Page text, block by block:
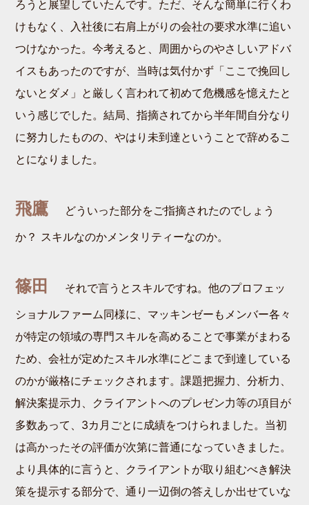
ろうと展望していたんです。ただ、そんな簡単に行くわ
けもなく、入社後に右肩上がりの会社の要求水準に追い
つけなかった。今考えると、周囲からのやさしいアドバ
イスもあったのですが、当時は気付かず「ここで挽回し
ないとダメ」と厳しく言われて初めて危機感を憶えたと
いう感じでした。結局、指摘されてから半年間自分なり
に努力したものの、やはり未到達ということで辞めるこ
とになりました。
飛鷹
どういった部分をご指摘されたのでしょう
か？ スキルなのかメンタリティーなのか。
篠田
それで言うとスキルですね。他のプロフェッ
ショナルファーム同様に、マッキンゼーもメンバー各々
が特定の領域の専門スキルを高めることで事業がまわる
ため、会社が定めたスキル水準にどこまで到達している
のかが厳格にチェックされます。課題把握力、分析力、
解決案提示力、クライアントへのプレゼン力等の項目が
多数あって、3カ月ごとに成績をつけられました。当初
は高かったその評価が次第に普通になっていきました。
より具体的に言うと、クライアントが取り組むべき解決
策を提示する部分で、通り一辺倒の答えしか出せていな